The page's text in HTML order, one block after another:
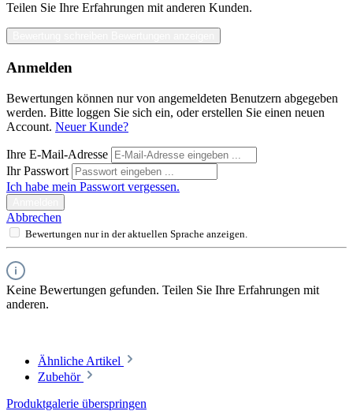
Teilen Sie Ihre Erfahrungen mit anderen Kunden.
Anmelden
Bewertungen können nur von angemeldeten Benutzern abgegeben
werden. Bitte loggen Sie sich ein, oder erstellen Sie einen neuen
Account. Neuer Kunde?
Ihre E-Mail-Adresse
Ihr Passwort
Ich habe mein Passwort vergessen.
Abbrechen
Bewertungen nur in der aktuellen Sprache anzeigen.
Keine Bewertungen gefunden. Teilen Sie Ihre Erfahrungen mit
anderen.
Ähnliche Artikel
Zubehör
Produktgalerie überspringen